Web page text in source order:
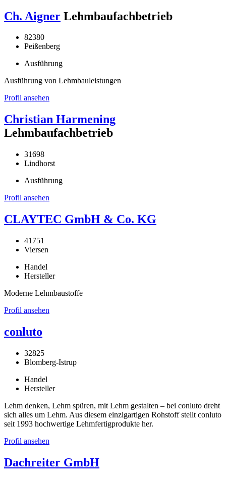
Ch. Aigner Lehmbaufachbetrieb
82380
Peißenberg
Ausführung
Ausführung von Lehmbauleistungen
Profil ansehen
Christian Harmening
Lehmbaufachbetrieb
31698
Lindhorst
Ausführung
Profil ansehen
CLAYTEC GmbH & Co. KG
41751
Viersen
Handel
Hersteller
Moderne Lehmbaustoffe
Profil ansehen
conluto
32825
Blomberg-Istrup
Handel
Hersteller
Lehm denken, Lehm spüren, mit Lehm gestalten – bei conluto dreht
sich alles um Lehm. Aus diesem einzigartigen Rohstoff stellt conluto
seit 1993 hochwertige Lehmfertigprodukte her.
Profil ansehen
Dachreiter GmbH